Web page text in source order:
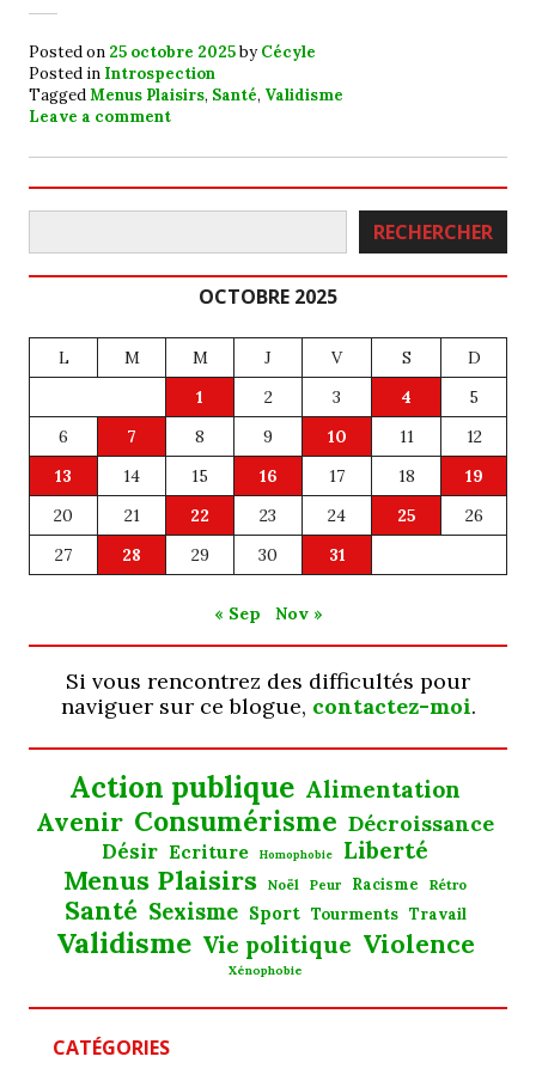
Posted on 25 octobre 2025byCécyle
Posted in Introspection
TaggedMenus Plaisirs, Santé, Validisme
Leave a comment
Rechercher RECHERCHER
OCTOBRE 2025
L M M J V S
D
1
2 3 4
5
6
7 8 9 10 11
12
13
14 15 16 17 18
19
20
21 22 23 24 25
26
27
28 29 30 31
« Sep Nov »
Si vous rencontrez des difficultés pour
naviguer sur ce blogue, contactez-moi.
Action publique Alimentation
Avenir Consumérisme Décroissance
Désir Ecriture Homophobie Liberté
Menus Plaisirs Noël Peur Racisme Rétro
Santé Sexisme Sport Tourments Travail
Validisme Vie politique Violence
Xénophobie
CATÉGORIES